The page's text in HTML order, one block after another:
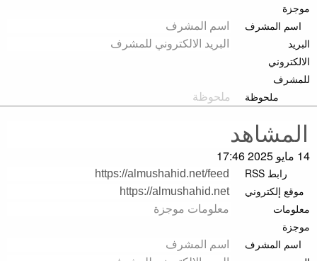
موجزة
اسم المشرف
البريد
الالكتروني
للمشرف
ملحوظة
14 مايو 2025 17:46
رابط RSS
موقع إلكتروني
معلومات
موجزة
اسم المشرف